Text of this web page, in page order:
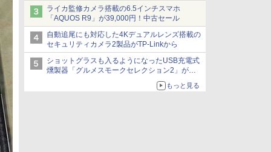
シリーズがお買い得
ライカ監修カメラ搭載の6.5インチスマホ
「AQUOS R9」が39,000円！中古セール
自動追尾にも対応した4Kデュアルレンズ搭載の
セキュリティカメラ2製品がTP-Linkから
ショットグラスも入るようになったUSB充電式
燻製器「グルメスモークセレクション2」がサ
もっと見る